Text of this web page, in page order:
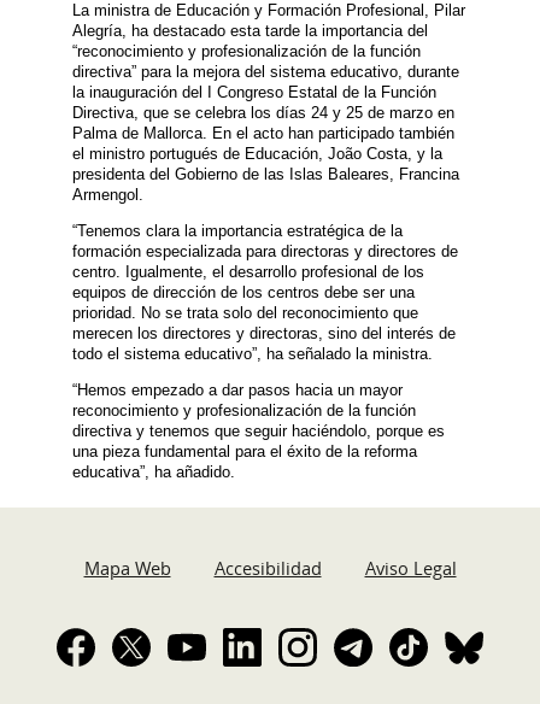
La ministra de Educación y Formación Profesional, Pilar
Alegría, ha destacado esta tarde la importancia del
“reconocimiento y profesionalización de la función
directiva” para la mejora del sistema educativo, durante
la inauguración del I Congreso Estatal de la Función
Directiva, que se celebra los días 24 y 25 de marzo en
Palma de Mallorca. En el acto han participado también
el ministro portugués de Educación, João Costa, y la
presidenta del Gobierno de las Islas Baleares, Francina
Armengol.
“Tenemos clara la importancia estratégica de la
formación especializada para directoras y directores de
centro. Igualmente, el desarrollo profesional de los
equipos de dirección de los centros debe ser una
prioridad. No se trata solo del reconocimiento que
merecen los directores y directoras, sino del interés de
todo el sistema educativo”, ha señalado la ministra.
“Hemos empezado a dar pasos hacia un mayor
reconocimiento y profesionalización de la función
directiva y tenemos que seguir haciéndolo, porque es
una pieza fundamental para el éxito de la reforma
educativa”, ha añadido.
Mapa Web Accesibilidad Aviso Legal